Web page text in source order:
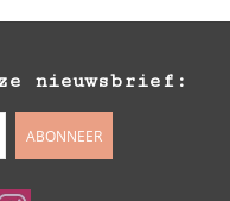
nieuwsbrief:
ABONNEER